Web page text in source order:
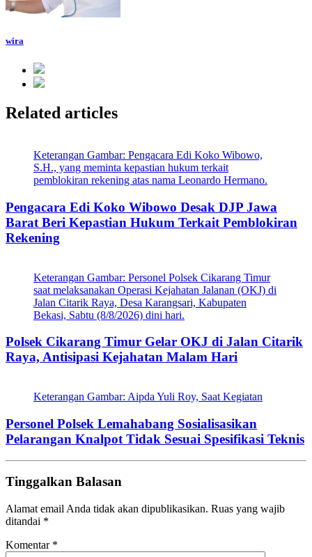
wira
Related articles
Keterangan Gambar: Pengacara Edi Koko Wibowo,
S.H., yang meminta kepastian hukum terkait
pemblokiran rekening atas nama Leonardo Hermano.
Pengacara Edi Koko Wibowo Desak DJP Jawa
Barat Beri Kepastian Hukum Terkait Pemblokiran
Rekening
Keterangan Gambar: Personel Polsek Cikarang Timur
saat melaksanakan Operasi Kejahatan Jalanan (OKJ) di
Jalan Citarik Raya, Desa Karangsari, Kabupaten
Bekasi, Sabtu (8/8/2026) dini hari.
Polsek Cikarang Timur Gelar OKJ di Jalan Citarik
Raya, Antisipasi Kejahatan Malam Hari
Keterangan Gambar: Aipda Yuli Roy, Saat Kegiatan
Personel Polsek Lemahabang Sosialisasikan
Pelarangan Knalpot Tidak Sesuai Spesifikasi Teknis
Tinggalkan Balasan
Alamat email Anda tidak akan dipublikasikan. Ruas yang wajib
ditandai *
Komentar *